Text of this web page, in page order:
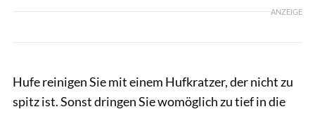
ANZEIGE
Hufe reinigen Sie mit einem Hufkratzer, der nicht zu
spitz ist. Sonst dringen Sie womöglich zu tief in die